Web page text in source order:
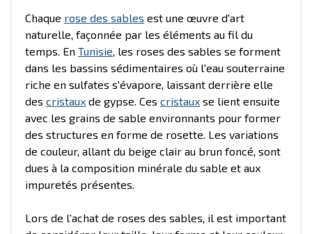
Chaque rose des sables est une œuvre d'art
naturelle, façonnée par les éléments au fil du
temps. En Tunisie, les roses des sables se forment
dans les bassins sédimentaires où l'eau souterraine
riche en sulfates s'évapore, laissant derrière elle
des cristaux de gypse. Ces cristaux se lient ensuite
avec les grains de sable environnants pour former
des structures en forme de rosette. Les variations
de couleur, allant du beige clair au brun foncé, sont
dues à la composition minérale du sable et aux
impuretés présentes.
Lors de l'achat de roses des sables, il est important